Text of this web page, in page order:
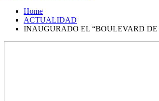
Home
ACTUALIDAD
INAUGURADO EL “BOULEVARD